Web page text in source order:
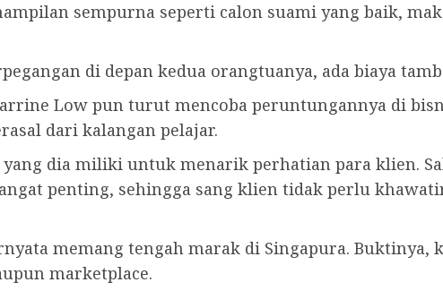
sempurna seperti calon suami yang baik,
di depan kedua orangtuanya, ada biaya
Low pun turut mencoba peruntungannya di
dari kalangan pelajar.
dia miliki untuk menarik perhatian para klien.
penting, sehingga sang klien tidak perlu
memang tengah marak di Singapura.
marketplace.